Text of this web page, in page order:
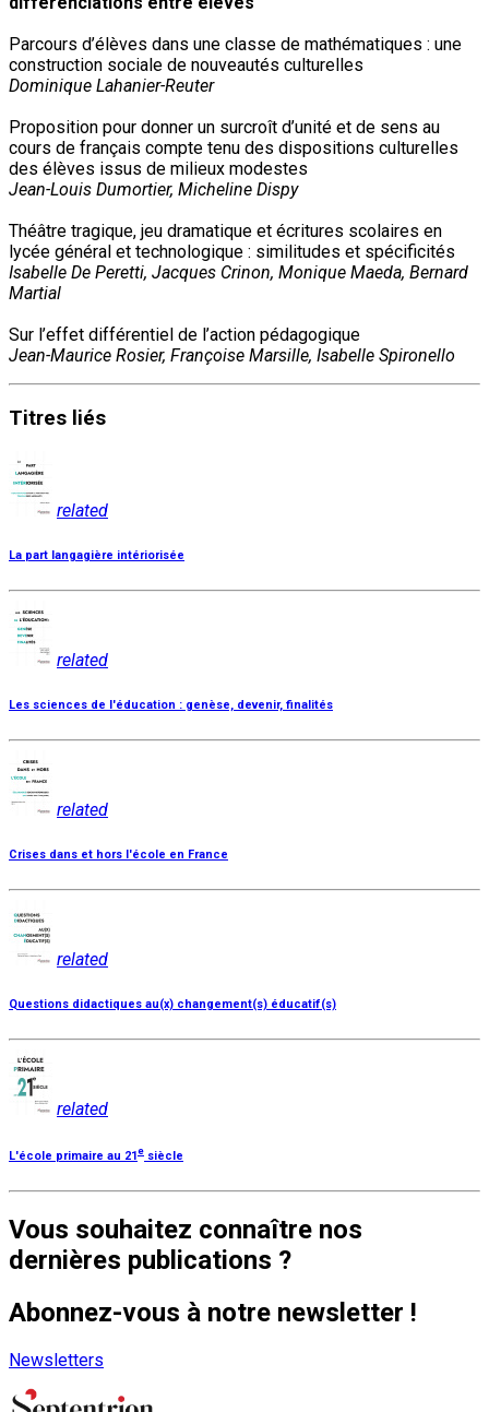
Parcours d’élèves dans une classe de mathématiques : une
construction sociale de nouveautés culturelles
Dominique Lahanier-Reuter
Proposition pour donner un surcroît d’unité et de sens au
cours de français compte tenu des dispositions culturelles
des élèves issus de milieux modestes
Jean-Louis Dumortier, Micheline Dispy
Théâtre tragique, jeu dramatique et écritures scolaires en
lycée général et technologique : similitudes et spécificités
Isabelle De Peretti, Jacques Crinon, Monique Maeda, Bernard
Martial
Sur l’effet différentiel de l’action pédagogique
Jean-Maurice Rosier, Françoise Marsille, Isabelle Spironello
Titres liés
related
La part langagière intériorisée
related
Les sciences de l'éducation : genèse, devenir, finalités
related
Crises dans et hors l'école en France
related
Questions didactiques au(x) changement(s) éducatif(s)
related
L'école primaire au 21 e siècle
Vous souhaitez connaître nos
dernières publications ?
Abonnez-vous à notre newsletter !
Newsletters